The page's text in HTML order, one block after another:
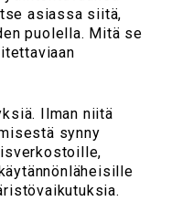
asiassa siitä,
puolella. Mitä se
Ilman niitä
synny